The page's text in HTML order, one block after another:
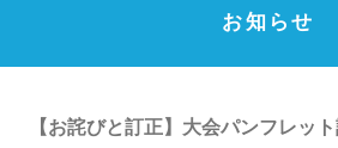
お知らせ
【お詫びと訂正】大会パンフレッ